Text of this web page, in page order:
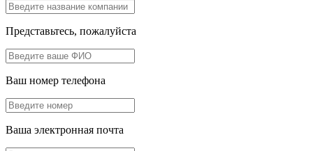
Представьтесь, пожалуйста
Ваш номер телефона
Ваша электронная почта